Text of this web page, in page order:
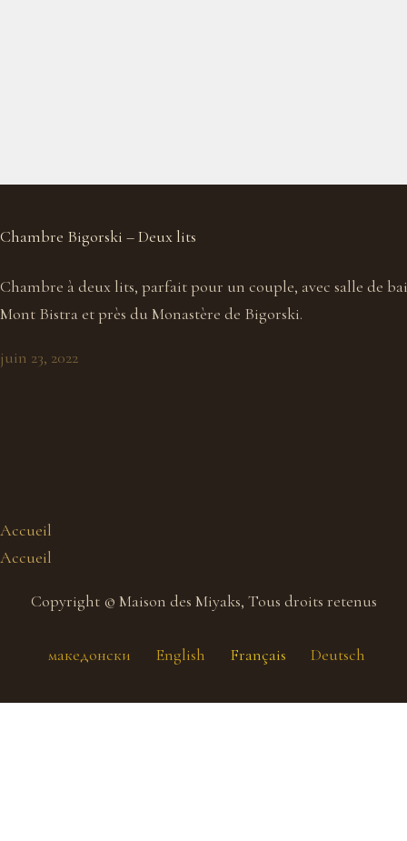
Chambre Bigorski – Deux lits
Chambre à deux lits, parfait pour un couple, avec salle de
Mont Bistra et près du Monastère de Bigorski.
juin 23, 2022
Accueil
Accueil
Copyright © Maison des Miyaks, Tous droits retenus
македонски English Français Deutsch